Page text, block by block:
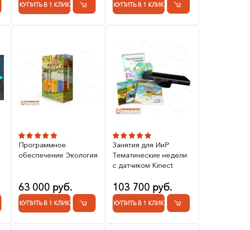
КУПИТЬ В 1 КЛИК КУПИТЬ В 1 КЛИК
Программное
обеспечение Экология
63 000 руб.
КУПИТЬ В 1 КЛИК
Занятия для ИиР
Тематические недели
с датчиком Kinect
103 700 руб.
КУПИТЬ В 1 КЛИК